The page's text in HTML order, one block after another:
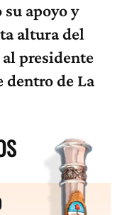
apoyo y
altura del
presidente
dentro de La